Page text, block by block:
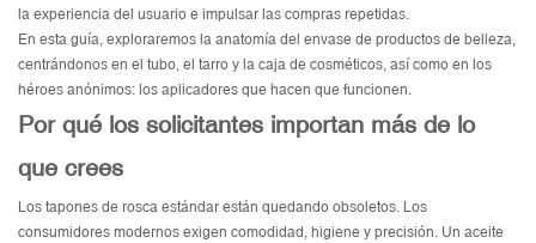
la experiencia del usuario e impulsar las compras repetidas.
En esta guía, exploraremos la anatomía del envase de productos de belleza,
centrándonos en el tubo, el tarro y la caja de cosméticos, así como en los
héroes anónimos: los aplicadores que hacen que funcionen.
Por qué los solicitantes importan más de lo
que crees
Los tapones de rosca estándar están quedando obsoletos. Los
consumidores modernos exigen comodidad, higiene y precisión. Un aceite